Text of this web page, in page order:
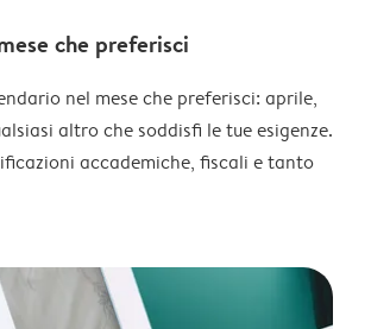
che preferisci
nel mese che preferisci: aprile,
altro che soddisfi le tue esigenze.
accademiche, fiscali e tanto